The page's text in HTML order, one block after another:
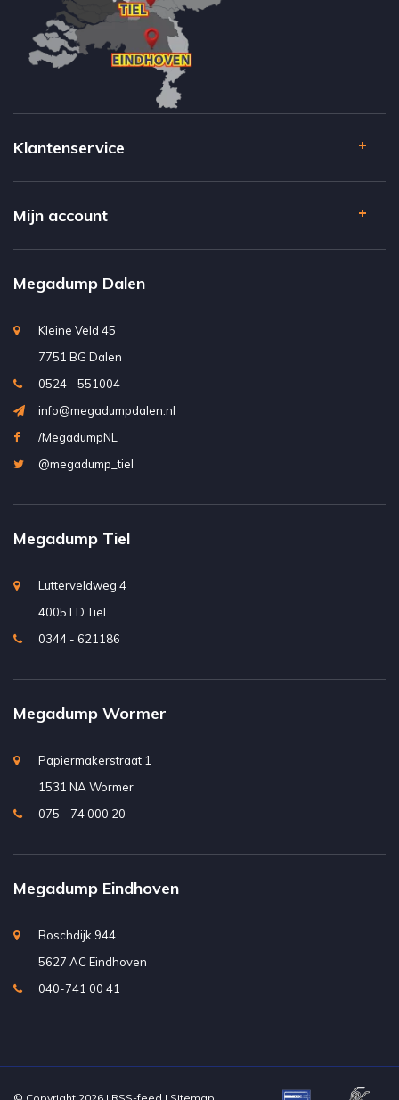
Klantenservice
Mijn account
Megadump Dalen
Kleine Veld 45
7751 BG Dalen
0524 - 551004
info@megadumpdalen.nl
/MegadumpNL
@megadump_tiel
Megadump Tiel
Lutterveldweg 4
4005 LD Tiel
0344 - 621186
Megadump Wormer
Papiermakerstraat 1
1531 NA Wormer
075 - 74 000 20
Megadump Eindhoven
Boschdijk 944
5627 AC Eindhoven
040-741 00 41